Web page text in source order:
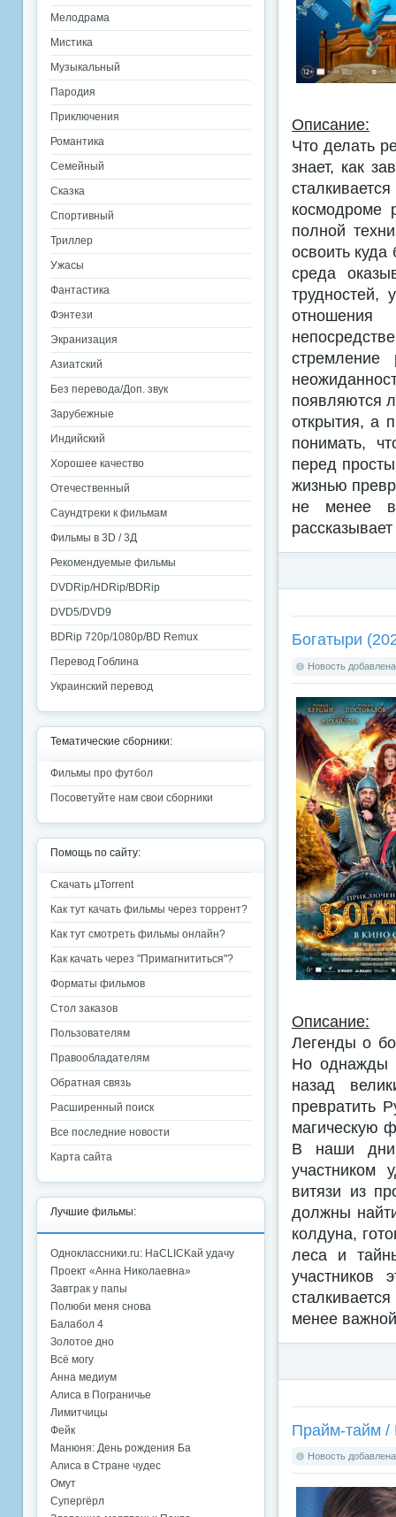
Описание:
Что делать
знает, как
космодроме
полной
освоить
среда
трудностей,
стремление
появляются
открытия, а
понимать,
перед
жизнью
не менее
Богатыри
Новость
Описание:
Легенды о
Но однажды
назад
превратить
магическую
В наши дни
участником
витязи из
должны
колдуна,
леса и
участников
менее
Прайм-тайм /
Новость
Мелодрама
Мистика
Музыкальный
Пародия
Приключения
Романтика
Семейный
Сказка
Спортивный
Триллер
Ужасы
Фантастика
Фэнтези
Экранизация
Азиатский
Без перевода/Доп. звук
Зарубежные
Индийский
Хорошее качество
Отечественный
Саундтреки к фильмам
Фильмы в 3D / 3Д
Рекомендуемые фильмы
DVDRip/HDRip/BDRip
DVD5/DVD9
BDRip 720p/1080p/BD Remux
Перевод Гоблина
Украинский перевод
Тематические сборники:
Фильмы про футбол
Посоветуйте нам свои сборники
Помощь по сайту:
Скачать µTorrent
Как тут качать фильмы через торрент?
Как тут смотреть фильмы онлайн?
Как качать через "Примагнититься"?
Форматы фильмов
Стол заказов
Пользователям
Правообладателям
Обратная связь
Расширенный поиск
Все последние новости
Карта сайта
Лучшие фильмы:
Одноклассники.ru: НаCLICKай удачу
Проект «Анна Николаевна»
Завтрак у папы
Полюби меня снова
Балабол 4
Золотое дно
Всё могу
Анна медиум
Алиса в Пограничье
Лимитчицы
Фейк
Манюня: День рождения Ба
Алиса в Стране чудес
Омут
Супергёрл